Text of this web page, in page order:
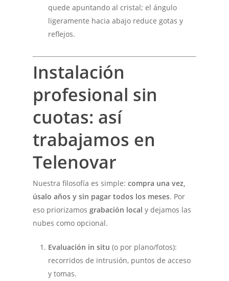
quede apuntando al cristal; el ángulo
ligeramente hacia abajo reduce gotas y
reflejos.
Instalación
profesional sin
cuotas: así
trabajamos en
Telenovar
Nuestra filosofía es simple:compra una vez,
úsalo años y sin pagar todos los meses. Por
eso priorizamosgrabación local y dejamos las
nubes como opcional.
Evaluación in situ (o por plano/fotos):
recorridos de intrusión, puntos de acceso
y tomas.